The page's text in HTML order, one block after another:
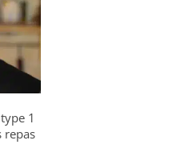
1
repas